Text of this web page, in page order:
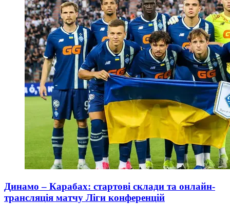
Динамо – Карабах: стартові склади та онлайн-
трансляція матчу Ліги конференцій